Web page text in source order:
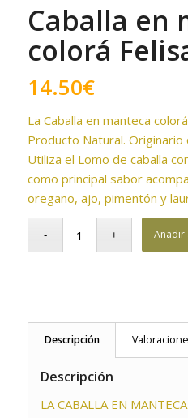
Caballa en
colorá
14.50€
La Caballa en manteca
Producto Natural. Originario
Utiliza el Lomo de caballa
como principal sabor
oregano, ajo, pimentón y
Añadir
Descripción
Descripción
LA CABALLA EN